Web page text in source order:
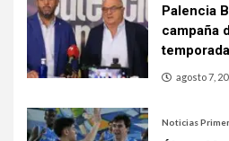
Palencia
campaña
agosto 7,
Noticias